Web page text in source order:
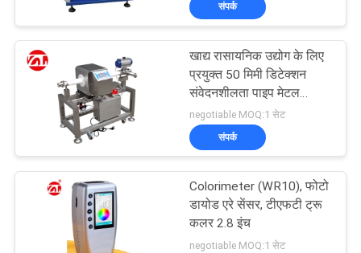
धातु डिटेक्टर मशीन
पर्यावरण परीक्षण के चैम्बर
संपर्क
खाद्य रासायनिक उद्योग के लिए
प्रयुक्त 50 मिमी डिटेक्शन
संवेदनशीलता पाइप मेटल
डिटेक्टर
negotiable MOQ:1 सेट
संपर्क
Colorimeter (WR10), फोटो
डायोड एरे सेंसर, टीएफटी ट्रू
कलर 2.8 इंच
negotiable MOQ:1 सेट